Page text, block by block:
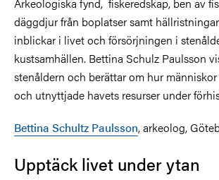
däggdjur från boplatser samt
inblickar i livet och försörjningen i
kustsamhällen. Bettina Schulz Paulsson
stenåldern och berättar om hur
och utnyttjade havets resurser under
Bettina Schultz Paulsson, arkeolog,
Upptäck livet under ytan